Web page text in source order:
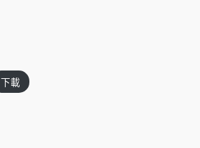
下載